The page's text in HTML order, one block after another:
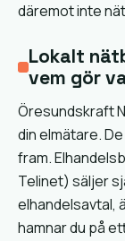
däremot inte
Lokalt
vem gör
Öresundskraft
din elmätare.
fram.
Telinet) säljer
elhandelsavtal,
hamnar du på